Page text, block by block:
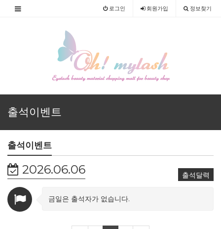
로그인 회원가입 정보찾기
출석이벤트
출석이벤트
2026.06.06 출석달력
금일은 출석자가 없습니다.